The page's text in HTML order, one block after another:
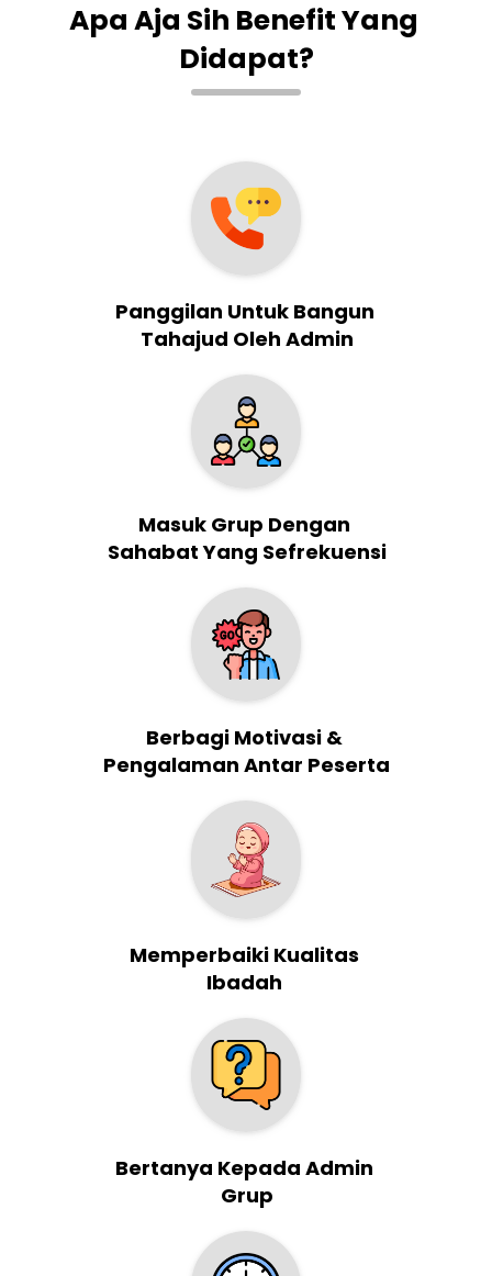
Apa Aja Sih Benefit Yang
Didapat?
Panggilan Untuk Bangun
Tahajud Oleh Admin
Masuk Grup Dengan
Sahabat Yang Sefrekuensi
Berbagi Motivasi &
Pengalaman Antar Peserta
Memperbaiki Kualitas
Ibadah
Bertanya Kepada Admin
Grup